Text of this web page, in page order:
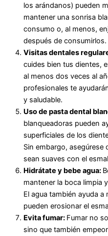
los arándanos) pueden
mantener una sonrisa
consumo o, al menos,
después de consumirlos.
Visitas dentales
cuides bien tus dientes,
al menos dos veces al
profesionales te
y saludable.
Uso de pasta dental
blanqueadoras pueden
superficiales de los
Sin embargo, asegúrese
sean suaves con el
Hidrátate y bebe agua:
mantener la boca limpia
El agua también ayuda
pueden erosionar el
Evitafumar: Fumar no
sino que también